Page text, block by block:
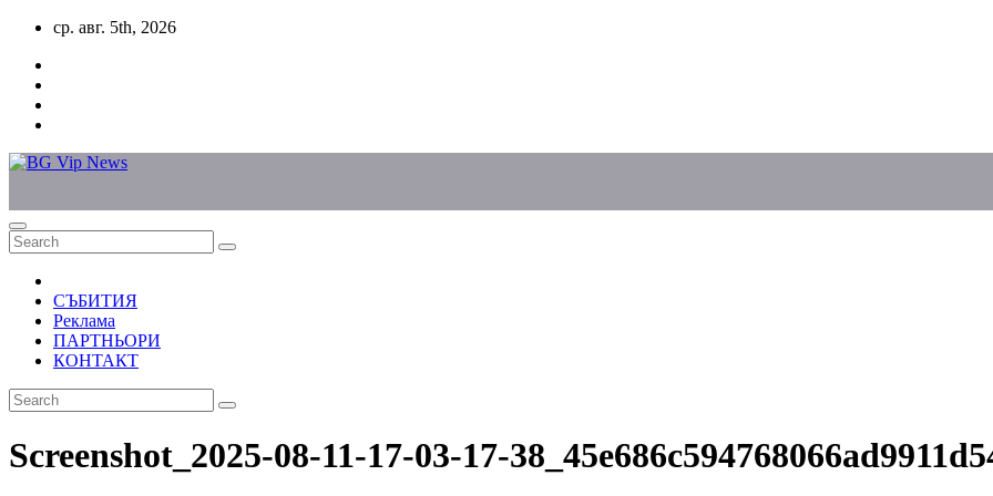
Skip
content
ср. авг. 5th, 2026
СЪБИТИЯ
Реклама
ПАРТНЬОРИ
КОНТАКТ
Screenshot_2025-08-11-17-03-17-